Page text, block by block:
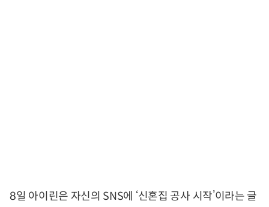
8일 아이린은 자신의 SNS에 ‘신혼집 공사 시작’이라는 글